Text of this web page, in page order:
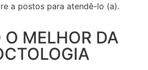
a postos para atendê-lo (a).
O MELHOR DA